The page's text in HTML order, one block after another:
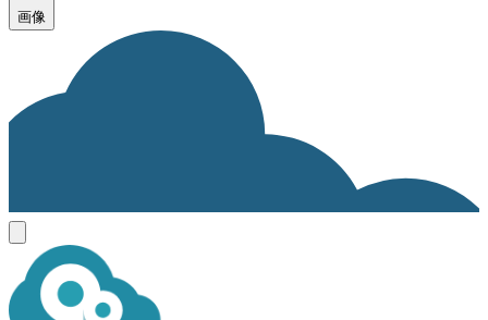
画像